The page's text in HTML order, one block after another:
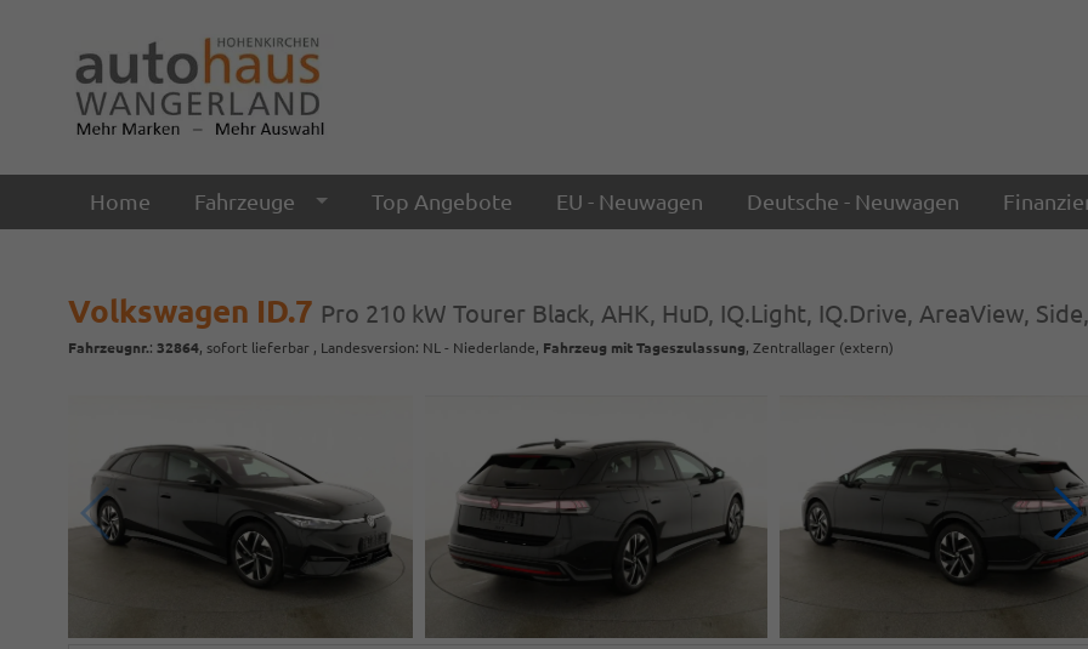
Home Fahrzeuge Top Angebote EU - Neuwagen Deutsche - Neuwagen
Volkswagen ID.7 Pro 210 kW Tourer Black, AHK, HuD, IQ.Light, IQ.Drive, AreaView,
Fahrzeugnr.: 32864, sofort lieferbar , Landesversion: NL - Niederlande, Fahrzeug mit Tageszulassung, Zentrallager (extern)